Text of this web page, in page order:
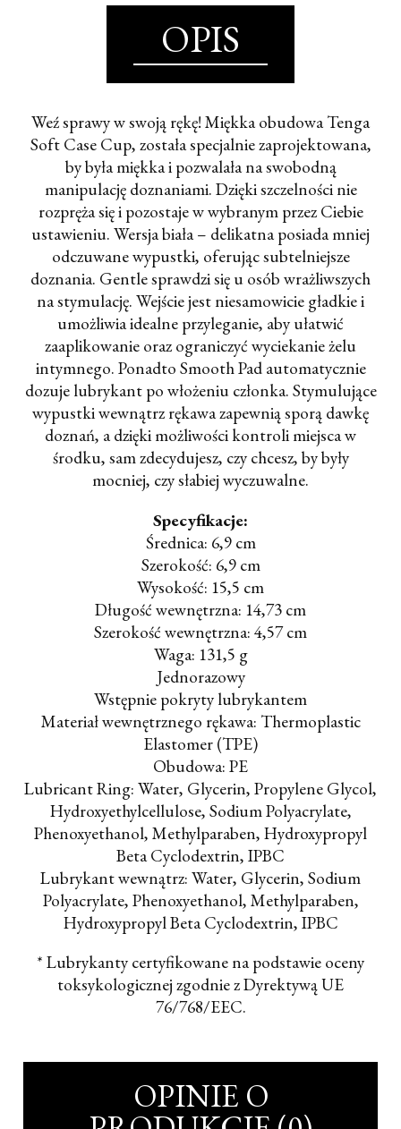
OPIS
Weź sprawy w swoją rękę! Miękka obudowa Tenga
Soft Case Cup, została specjalnie zaprojektowana,
by była miękka i pozwalała na swobodną
manipulację doznaniami. Dzięki szczelności nie
rozpręża się i pozostaje w wybranym przez Ciebie
ustawieniu. Wersja biała – delikatna posiada mniej
odczuwane wypustki, oferując subtelniejsze
doznania. Gentle sprawdzi się u osób wrażliwszych
na stymulację. Wejście jest niesamowicie gładkie i
umożliwia idealne przyleganie, aby ułatwić
zaaplikowanie oraz ograniczyć wyciekanie żelu
intymnego. Ponadto Smooth Pad automatycznie
dozuje lubrykant po włożeniu członka. Stymulujące
wypustki wewnątrz rękawa zapewnią sporą dawkę
doznań, a dzięki możliwości kontroli miejsca w
środku, sam zdecydujesz, czy chcesz, by były
mocniej, czy słabiej wyczuwalne.
Specyfikacje:
Średnica: 6,9 cm
Szerokość: 6,9 cm
Wysokość: 15,5 cm
Długość wewnętrzna: 14,73 cm
Szerokość wewnętrzna: 4,57 cm
Waga: 131,5 g
Jednorazowy
Wstępnie pokryty lubrykantem
Materiał wewnętrznego rękawa: Thermoplastic
Elastomer (TPE)
Obudowa: PE
Lubricant Ring: Water, Glycerin, Propylene Glycol,
Hydroxyethylcellulose, Sodium Polyacrylate,
Phenoxyethanol, Methylparaben, Hydroxypropyl
Beta Cyclodextrin, IPBC
Lubrykant wewnątrz: Water, Glycerin, Sodium
Polyacrylate, Phenoxyethanol, Methylparaben,
Hydroxypropyl Beta Cyclodextrin, IPBC
* Lubrykanty certyfikowane na podstawie oceny
toksykologicznej zgodnie z Dyrektywą UE
76/768/EEC.
OPINIE O